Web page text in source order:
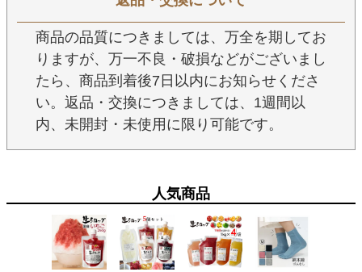
商品の品質につきましては、万全を期してお
りますが、万一不良・破損などがございまし
たら、商品到着後7日以内にお知らせくださ
い。返品・交換につきましては、1週間以
内、未開封・未使用に限り可能です。
人気商品